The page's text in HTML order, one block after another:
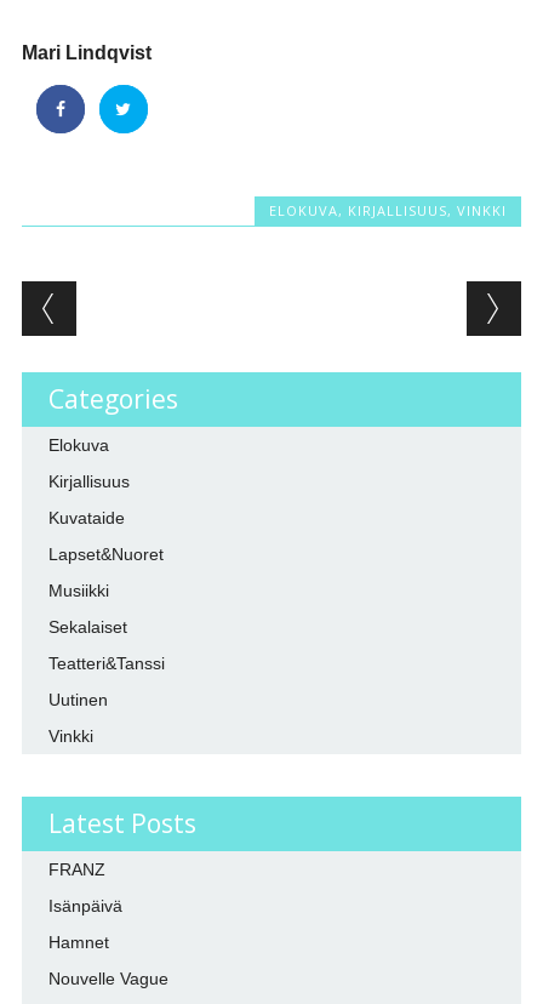
Mari Lindqvist
ELOKUVA, KIRJALLISUUS,VINKKI
Post navigation
Categories
Elokuva
Kirjallisuus
Kuvataide
Lapset&Nuoret
Musiikki
Sekalaiset
Teatteri&Tanssi
Uutinen
Vinkki
Latest Posts
FRANZ
Isänpäivä
Hamnet
Nouvelle Vague